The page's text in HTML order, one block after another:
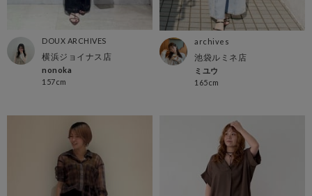
DOUX ARCHIVES
横浜ジョイナス店
nonoka
157cm
archives
池袋ルミネ店
ミユウ
165cm